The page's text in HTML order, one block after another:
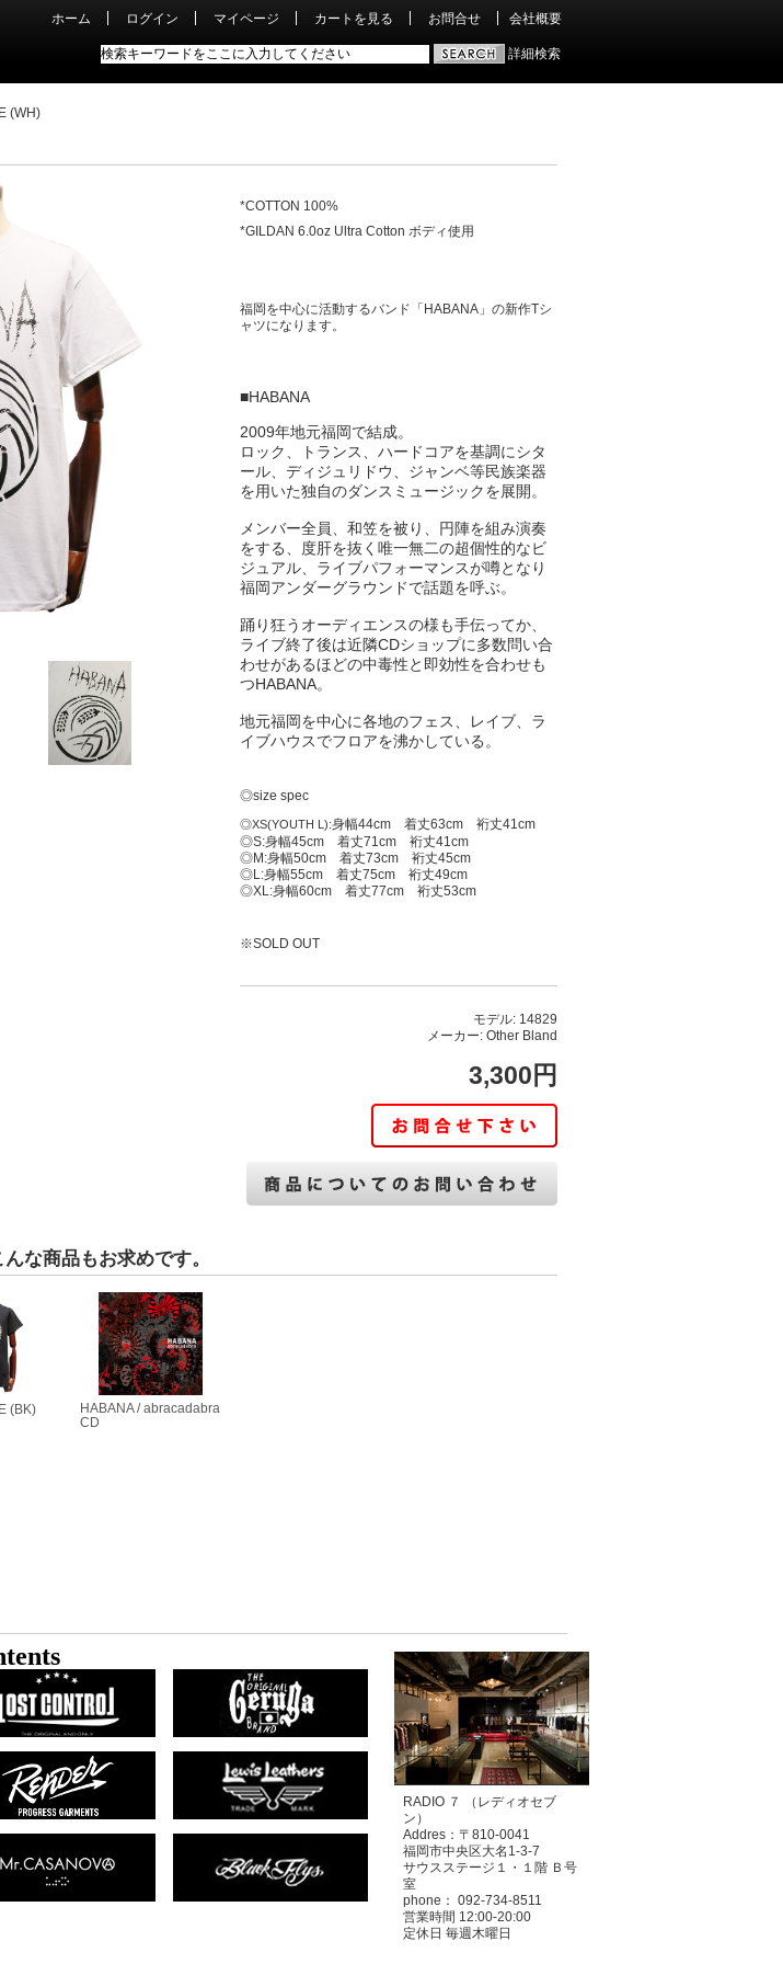
ホーム ログイン マイページ カートを見る お問合せ 会社概要
詳細検索
(WH)
*COTTON 100%
*GILDAN 6.0oz Ultra Cotton ボディ使用
福岡を中心に活動するバンド「HABANA」の新作Tシ
ャツになります。
■HABANA
2009年地元福岡で結成。
ロック、トランス、ハードコアを基調にシタ
ール、 ディジュリドウ、 ジャンベ等民族楽器
を用いた独自のダンスミュージックを展開。
メンバー全員、和笠を被り、円陣を組み演奏
をする、 度肝を抜く唯一無二の超個性的なビ
ジュアル、 ライブパフォーマンスが噂となり
福岡アンダーグラウンドで話題を呼ぶ。
踊り狂うオーディエンスの様も手伝ってか、
ライブ終了後は近隣CDショップに多数問い合
わせがあるほどの中毒性と即効性を合わせも
つHABANA。
地元福岡を中心に各地のフェス、レイブ、 ラ
イブハウスでフロアを沸かしている。
◎size spec
◎XS(YOUTH L):身幅44cm 着丈63cm 裄丈41cm
◎S:身幅45cm 着丈71cm 裄丈41cm
◎M:身幅50cm 着丈73cm 裄丈45cm
◎L:身幅55cm 着丈75cm 裄丈49cm
◎XL:身幅60cm 着丈77cm 裄丈53cm
※SOLD OUT
モデル: 14829
メーカー: Other Bland
3,300円
な商品もお求めです。
(BK)
HABANA / abracadabra
CD
RADIO ７ （レディオセブ
ン）
Addres：〒810-0041
福岡市中央区大名1-3-7
サウスステージ１・１階 Ｂ号
室
phone： 092-734-8511
営業時間 12:00-20:00
定休日 毎週木曜日